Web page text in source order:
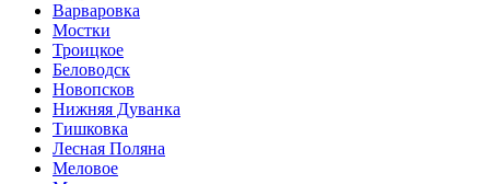
Варваровка
Мостки
Троицкое
Беловодск
Новопсков
Нижняя Дуванка
Тишковка
Лесная Поляна
Меловое